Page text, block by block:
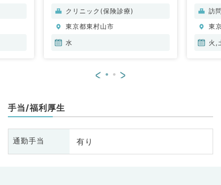
科、呼吸器外科、麻酔科、緩和ケ
吸器内科、消化器内科、内分泌・
代謝内科、腎臓内科、老年内科、
急科・ＩＣＵ、膠原病科
クリニック(保険診療)
東京都東村山市
水
科
訪
東
火,
< >
手当/福利厚生
通勤手当 有り